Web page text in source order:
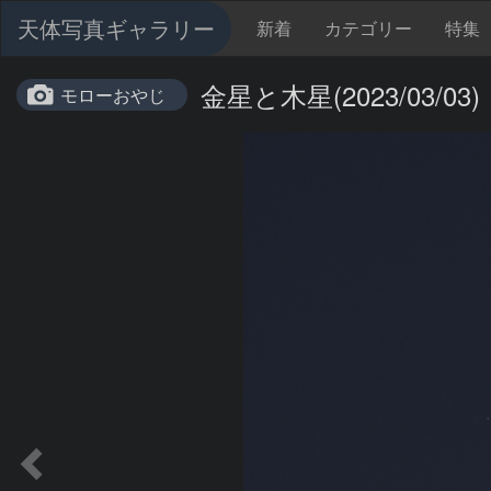
天体写真ギャラリー 新着 カテゴリー 特集
モローおやじ 金星と木星(2023/03/03)